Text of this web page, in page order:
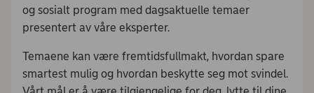
og sosialt program med dagsaktuelle temaer
presentert av våre eksperter.
Temaene kan være fremtidsfullmakt, hvordan spare
smartest mulig og hvordan beskytte seg mot svindel.